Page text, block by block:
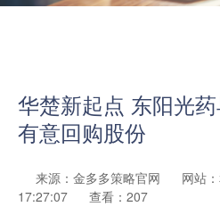
华楚新起点 东阳光
有意回购股份
来源：金多多策略官网 网站
17:27:07
查看：207